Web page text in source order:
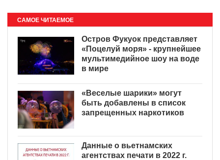
САМОЕ ЧИТАЕМОЕ
Остров Фукуок представляет
«Поцелуй моря» - крупнейшее
мультимедийное шоу на воде
в мире
«Веселые шарики» могут
быть добавлены в список
запрещенных наркотиков
Данные о вьетнамских
агентствах печати в 2022 г.